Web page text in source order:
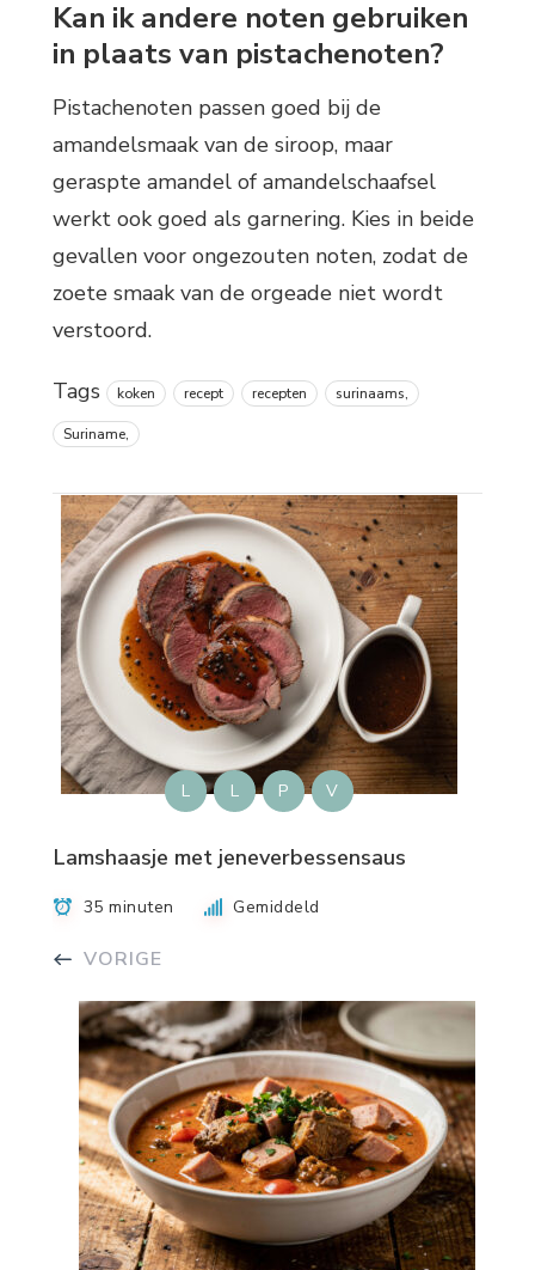
Kan ik andere noten gebruiken
in plaats van pistachenoten?
Pistachenoten passen goed bij de
amandelsmaak van de siroop, maar
geraspte amandel of amandelschaafsel
werkt ook goed als garnering. Kies in beide
gevallen voor ongezouten noten, zodat de
zoete smaak van de orgeade niet wordt
verstoord.
Tags koken recept recepten surinaams,
Suriname,
L L P V
Lamshaasje met jeneverbessensaus
35 minuten Gemiddeld
VORIGE